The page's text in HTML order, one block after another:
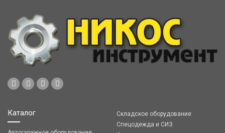
Каталог
Складское оборудование
Спецодежда и СИЗ